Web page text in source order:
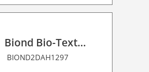
Biond Bio-Texture Decor Film 2D P HT
BIOND2DAH1297